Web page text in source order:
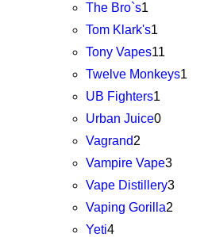
The Bro`s1
Tom Klark's1
Tony Vapes11
Twelve Monkeys1
UB Fighters1
Urban Juice0
Vagrand2
Vampire Vape3
Vape Distillery3
Vaping Gorilla2
Yeti4